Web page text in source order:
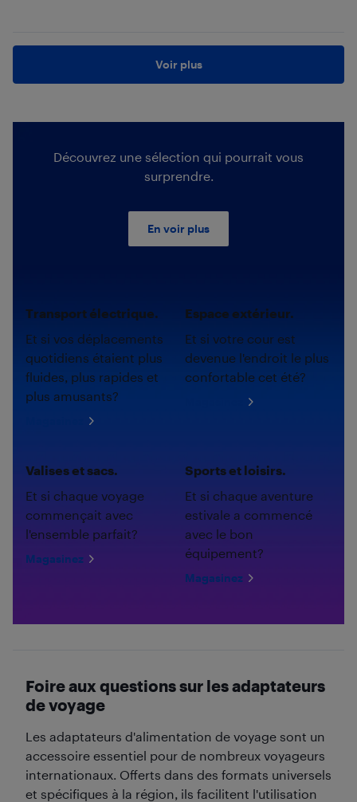
Voir plus
Découvrez une sélection qui pourrait vous
surprendre.
En voir plus
Transport électrique.
Et si vos déplacements
quotidiens étaient plus
fluides, plus rapides et
plus amusants?
Espace extérieur.
Et si votre cour est
devenue l'endroit le plus
confortable cet été?
Valises et sacs.
Et si chaque voyage
commençait avec
l'ensemble parfait?
Magasinez
Sports et loisirs.
Et si chaque aventure
estivale a commencé
avec le bon
équipement?
Magasinez
Foire aux questions sur les adaptateurs
de voyage
Les adaptateurs d'alimentation de voyage sont un
accessoire essentiel pour de nombreux voyageurs
internationaux. Offerts dans des formats universels
et spécifiques à la région, ils facilitent l'utilisation